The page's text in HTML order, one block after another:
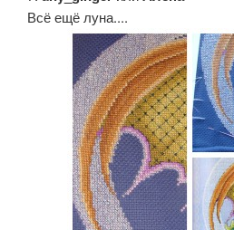
Всё ещё луна....